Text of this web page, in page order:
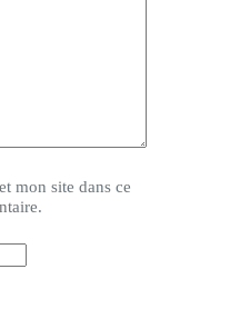
mon site dans ce